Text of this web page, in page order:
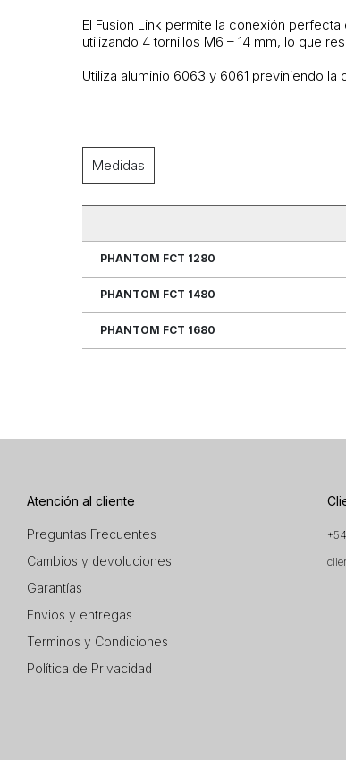
El Fusion Link permite la conexión
utilizando 4 tornillos M6 – 14 mm, lo que
Utiliza aluminio 6063 y 6061 previniendo la
Medidas
PHANTOM FCT 1280
PHANTOM FCT 1480
PHANTOM FCT 1680
Atención al cliente
Preguntas Frecuentes
Cambios y devoluciones
Garantías
Envios y entregas
Terminos y Condiciones
Política de Privacidad